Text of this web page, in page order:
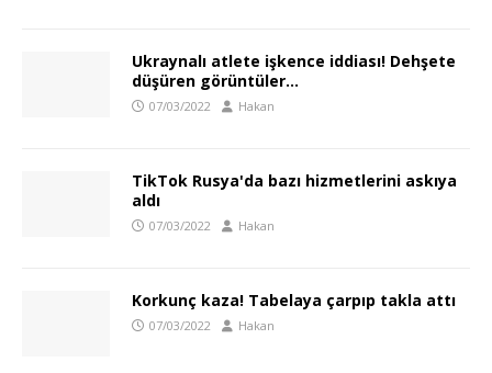
Ukraynalı atlete işkence iddiası! Dehşete
düşüren görüntüler…
07/03/2022 Hakan
TikTok Rusya'da bazı hizmetlerini askıya
aldı
07/03/2022 Hakan
Korkunç kaza! Tabelaya çarpıp takla attı
07/03/2022 Hakan